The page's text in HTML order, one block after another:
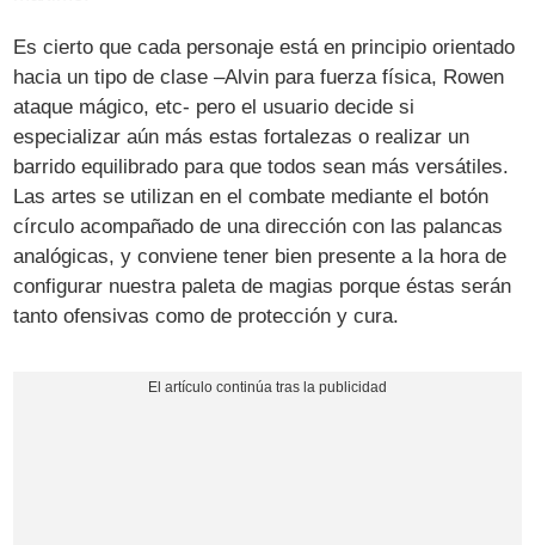
Es cierto que cada personaje está en principio orientado
hacia un tipo de clase –Alvin para fuerza física, Rowen
ataque mágico, etc- pero el usuario decide si
especializar aún más estas fortalezas o realizar un
barrido equilibrado para que todos sean más versátiles.
Las artes se utilizan en el combate mediante el botón
círculo acompañado de una dirección con las palancas
analógicas, y conviene tener bien presente a la hora de
configurar nuestra paleta de magias porque éstas serán
tanto ofensivas como de protección y cura.